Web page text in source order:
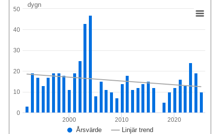
dygn
Årsvärde Linjär trend
2000 2010 2020
0
10
20
30
40
50